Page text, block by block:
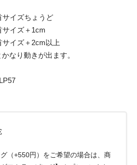
ズちょうど
イズ＋1cm
ズ＋2cm以上
なり動きが出ます。
（+550円）をご希望の場合は、商